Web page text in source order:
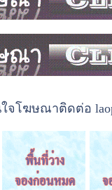
จโฆษณาติดต่อ